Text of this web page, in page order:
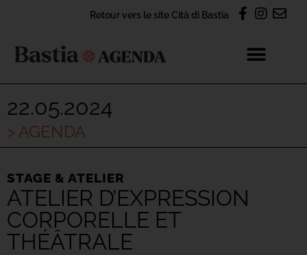
Retour vers le site Cità di Bastia
22.05.2024
> AGENDA
STAGE & ATELIER
ATELIER D’EXPRESSION
CORPORELLE ET
THÉÂTRALE